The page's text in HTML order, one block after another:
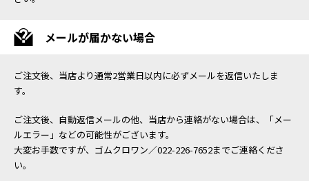
メールが届かない場合
ご注文後、当店より通常2営業日以内に必ずメールを返信いたしま
す。
ご注文後、自動返信メールの他、当店から連絡がない場合は、「メー
ルエラー」などの可能性がございます。
大変お手数ですが、ゴムクロワン／022-226-7652までご連絡くださ
い。